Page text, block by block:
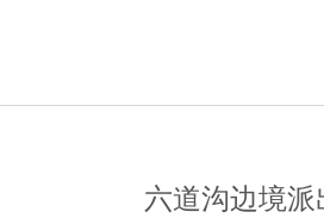
六道沟边境